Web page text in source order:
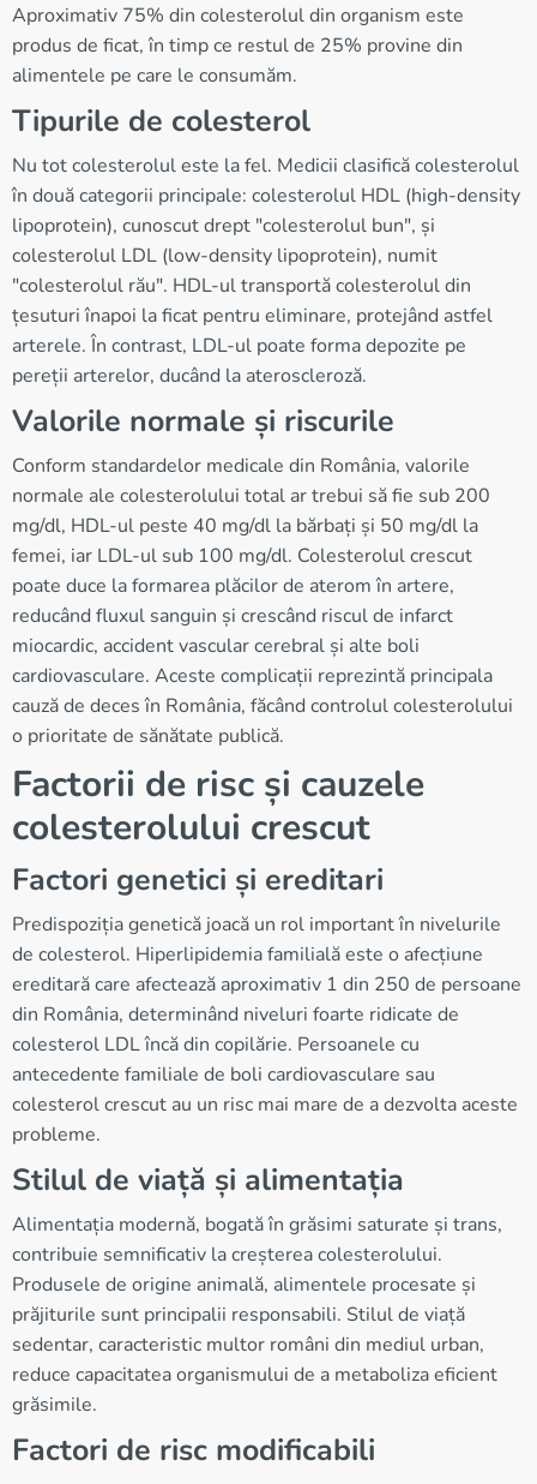
Aproximativ 75% din colesterolul din organism este
produs de ficat, în timp ce restul de 25% provine din
alimentele pe care le consumăm.
Tipurile de colesterol
Nu tot colesterolul este la fel. Medicii clasifică colesterolul
în două categorii principale: colesterolul HDL (high-density
lipoprotein), cunoscut drept "colesterolul bun", și
colesterolul LDL (low-density lipoprotein), numit
"colesterolul rău". HDL-ul transportă colesterolul din
țesuturi înapoi la ficat pentru eliminare, protejând astfel
arterele. În contrast, LDL-ul poate forma depozite pe
pereții arterelor, ducând la ateroscleroză.
Valorile normale și riscurile
Conform standardelor medicale din România, valorile
normale ale colesterolului total ar trebui să fie sub 200
mg/dl, HDL-ul peste 40 mg/dl la bărbați și 50 mg/dl la
femei, iar LDL-ul sub 100 mg/dl. Colesterolul crescut
poate duce la formarea plăcilor de aterom în artere,
reducând fluxul sanguin și crescând riscul de infarct
miocardic, accident vascular cerebral și alte boli
cardiovasculare. Aceste complicații reprezintă principala
cauză de deces în România, făcând controlul colesterolului
o prioritate de sănătate publică.
Factorii de risc și cauzele
colesterolului crescut
Factori genetici și ereditari
Predispoziția genetică joacă un rol important în nivelurile
de colesterol. Hiperlipidemia familială este o afecțiune
ereditară care afectează aproximativ 1 din 250 de persoane
din România, determinând niveluri foarte ridicate de
colesterol LDL încă din copilărie. Persoanele cu
antecedente familiale de boli cardiovasculare sau
colesterol crescut au un risc mai mare de a dezvolta aceste
probleme.
Stilul de viață și alimentația
Alimentația modernă, bogată în grăsimi saturate și trans,
contribuie semnificativ la creșterea colesterolului.
Produsele de origine animală, alimentele procesate și
prăjiturile sunt principalii responsabili. Stilul de viață
sedentar, caracteristic multor români din mediul urban,
reduce capacitatea organismului de a metaboliza eficient
grăsimile.
Factori de risc modificabili